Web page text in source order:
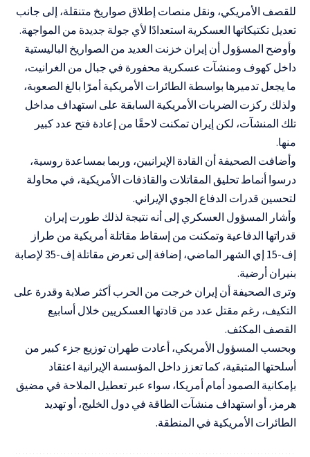
للقصف الأمريكي، ونقل منصات إطلاق صواريخ متنقلة، إلى جانب
تعديل تكتيكاتها العسكرية استعدادًا لأي جولة جديدة من المواجهة.
وأوضح المسؤول أن إيران خزنت العديد من الصواريخ الباليستية
داخل كهوف ومنشآت عسكرية محفورة في جبال من الغرانيت،
ما يجعل تدميرها بواسطة الطائرات الأمريكية أمرًا بالغ الصعوبة،
ولذلك ركزت الضربات الأمريكية السابقة على استهداف مداخل
تلك المنشآت، لكن إيران تمكنت لاحقًا من إعادة فتح عدد كبير
منها.
وأضافت الصحيفة أن القادة الإيرانيين، وربما بمساعدة روسية،
درسوا أنماط تحليق المقاتلات والقاذفات الأمريكية، في محاولة
لتحسين قدرات الدفاع الجوي الإيراني.
وأشار المسؤول العسكري إلى أنه نتيجة لذلك طورت إيران
قدراتها الدفاعية وتمكنت من إسقاط مقاتلة أمريكية من طراز
إف-15 إي الشهر الماضي، إضافة إلى تعرض مقاتلة إف-35 لإصابة
بنيران أرضية.
وترى الصحيفة أن إيران خرجت من الحرب أكثر صلابة وقدرة على
التكيف، رغم مقتل عدد من قادتها العسكريين خلال أسابيع
القصف المكثف.
وبحسب المسؤول الأمريكي، أعادت طهران توزيع جزء كبير من
أسلحتها المتبقية، كما تعزز داخل المؤسسة الإيرانية اعتقاد
بإمكانية الصمود أمام أمريكا، سواء عبر تعطيل الملاحة في مضيق
هرمز، أو استهداف منشآت الطاقة في دول الخليج، أو تهديد
الطائرات الأمريكية في المنطقة.